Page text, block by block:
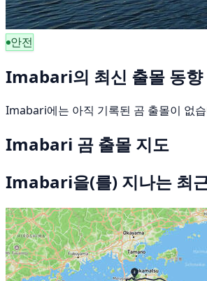
안전
Imabari의 최신 출몰 동향
Imabari에는 아직 기록된 곰 출몰이 없
Imabari 곰 출몰 지도
Imabari을(를) 지나는 최